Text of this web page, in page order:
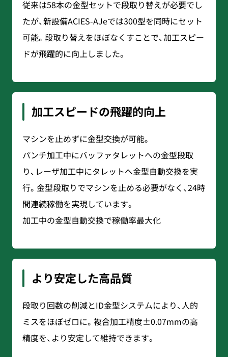
従来は58本の金型セットで段取り替えが必要でし
たが、新設備ACIES-AJeでは300型を同時にセット
可能。段取り替えをほぼなくすことで、加工スピー
ドが飛躍的に向上しました。
加工スピードの飛躍的向上
マシンを止めずに金型交換が可能。
パンチ加工中にバッファタレットへの金型段取
り、レーザ加工中にタレットへ金型自動交換を実
行。金型段取りでマシンを止める必要がなく、24時
間連続稼働を実現しています。
加工中の金型自動交換で稼働率最大化
より安定した高品質
段取り回数の削減とID金型システムにより、人的
ミスをほぼゼロに。複合加工精度±0.07mmの高
精度を、より安定して維持できます。